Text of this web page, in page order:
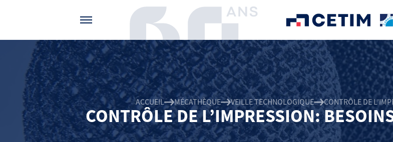
ACCUEIL MÉCATHÈQUE VEILLE TECHNOLOGIQUE CONTRÔLE DE
CONTRÔLE DE L’IMPRESSION: